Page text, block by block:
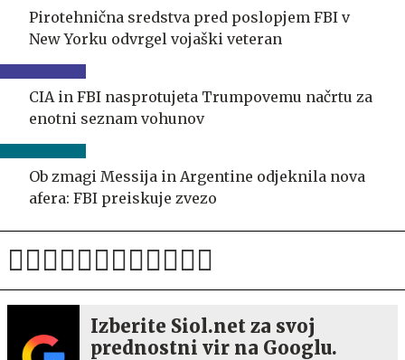
Pirotehnična sredstva pred poslopjem FBI v
New Yorku odvrgel vojaški veteran
CIA in FBI nasprotujeta Trumpovemu načrtu za
enotni seznam vohunov
Ob zmagi Messija in Argentine odjeknila nova
afera: FBI preiskuje zvezo
Izberite Siol.net za svoj
prednostni vir na Googlu.